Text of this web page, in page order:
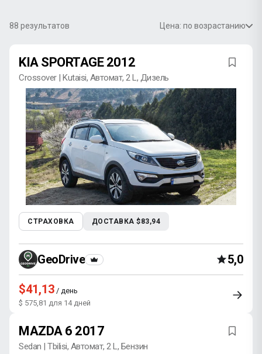
88 результатов Цена: по возрастанию
KIA SPORTAGE 2012
Crossover | Kutaisi, Автомат, 2 L, Дизель
СТРАХОВКА ДОСТАВКА $83,94
GeoDrive 5,0
$41,13 / день
$ 575,81 для 14 дней
MAZDA 6 2017
Sedan | Tbilisi, Автомат, 2 L, Бензин